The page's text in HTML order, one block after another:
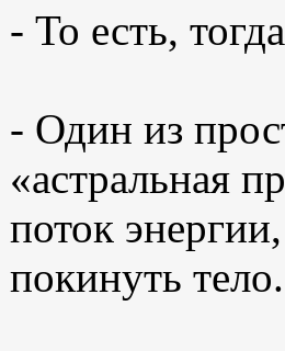
- То есть,
- Один из
«астральная
поток
покинуть